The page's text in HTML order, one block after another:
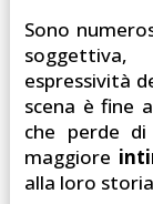
Sono
espressività
scena è fine
che perde
maggiore
alla loro